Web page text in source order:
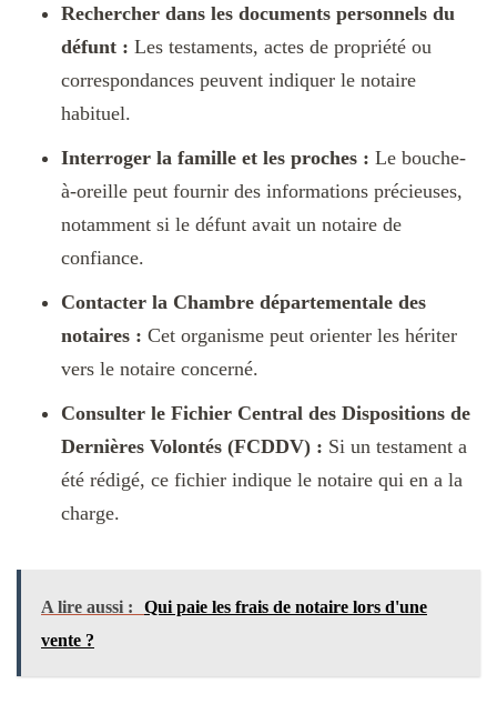
Rechercher dans les documents personnels du
défunt : Les testaments, actes de propriété ou
correspondances peuvent indiquer le notaire
habituel.
Interroger la famille et les proches : Le bouche-
à-oreille peut fournir des informations précieuses,
notamment si le défunt avait un notaire de
confiance.
Contacter la Chambre départementale des
notaires : Cet organisme peut orienter les hériter
vers le notaire concerné.
Consulter le Fichier Central des Dispositions de
Dernières Volontés (FCDDV) : Si un testament a
été rédigé, ce fichier indique le notaire qui en a la
charge.
A lire aussi :
Qui paie les frais de notaire lors d'une
vente ?